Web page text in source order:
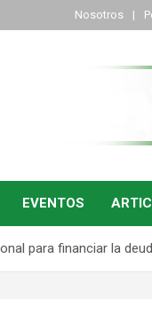
Nosotros
EVENTOS
para financiar la